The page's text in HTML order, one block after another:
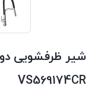
شیر ظرفشویی
VS569174CR